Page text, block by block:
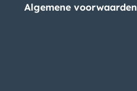
Algemene voorwaarden